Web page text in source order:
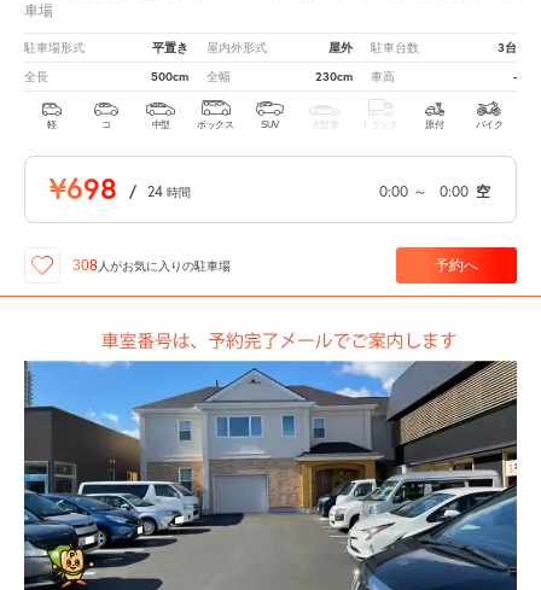
車場
駐車場形式 平置き 屋内外形式 屋外 駐車台数 3台
全長 500cm 全幅 230cm 車高 -
軽 コ 中型 ボックス SUV 大型車 トラック 原付 バイク
¥698 / 24 時間 0:00 ～ 0:00 空
308 人がお気に入りの駐車場 予約へ